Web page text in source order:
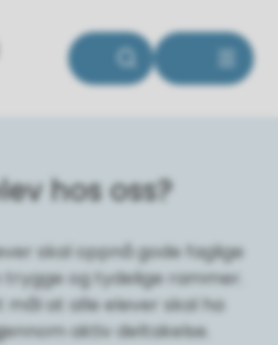
hos oss?
skal oppnå gode faglige
og tydelige rammer.
mål at alle elever skal ha
aktiv deltakelse.